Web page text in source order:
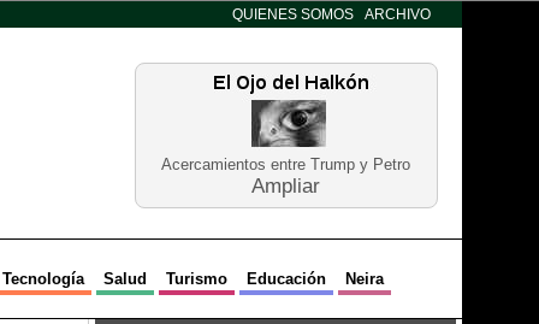
QUIENES SOMOS ARCHIVO
Acercamientos entre Trump y Petro
Ampliar
Tecnología Salud Turismo Educación Neira